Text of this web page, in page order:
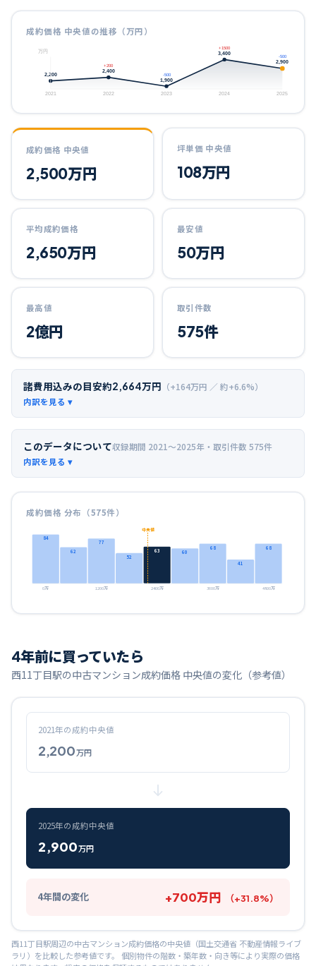
成約価格 中央値の推移（万円）
万円
2,200
2021
2,400
+200
2022
1,900
-500
2023
3,400
+1500
2024
2,900
-500
2025
成約価格 中央値
2,500万円
坪単価 中央値
108万円
平均成約価格
2,650万円
最安値
50万円
最高値
2億円
取引件数
575件
諸費用込みの目安約2,664万円 （+164万円 ／ 約+6.6%）
このデータについて収録期間 2021〜2025年 ・取引件数 575件
成約価格 分布（575件）
84
62
77
52
63 60
68
41
68
0万 1200万 2400万 3600万 4800万
中央値
4年前に買っていたら
西11丁目駅の中古マンション成約価格 中央値の変化（参考値）
2021年の成約中央値
2,200万円
2025年の成約中央値
2,900万円
4年間の変化 +700万円 （+31.8%）
西11丁目駅周辺の中古マンション成約価格の中央値（国土交通省 不動産情報ライブ
ラリ）を比較した参考値です。 個別物件の階数・築年数・向き等により実際の価格